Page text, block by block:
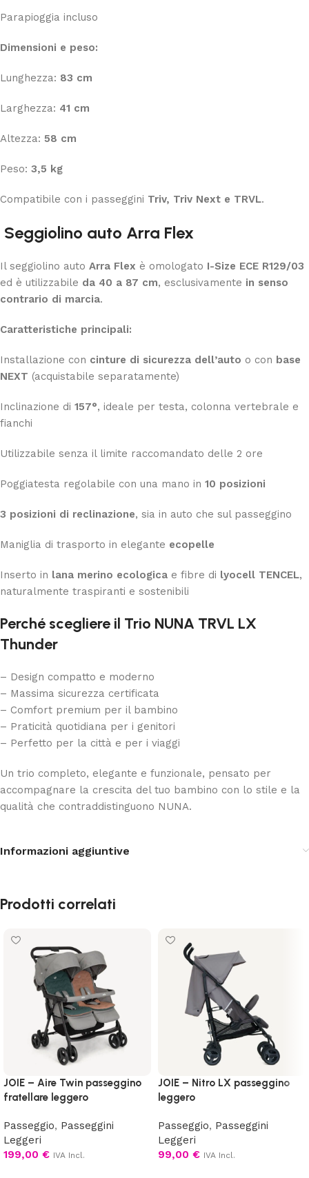
Parapioggia incluso
Dimensioni e peso:
Lunghezza: 83 cm
Larghezza: 41 cm
Altezza: 58 cm
Peso: 3,5 kg
Compatibile con i passeggini Triv, Triv Next e TRVL.
Seggiolino auto Arra Flex
Il seggiolino auto Arra Flex è omologato I-Size ECE R129/03
ed è utilizzabile da 40 a 87 cm, esclusivamente in senso
contrario di marcia.
Caratteristiche principali:
Installazione con cinture di sicurezza dell’auto o con base
NEXT (acquistabile separatamente)
Inclinazione di 157°, ideale per testa, colonna vertebrale e
fianchi
Utilizzabile senza il limite raccomandato delle 2 ore
Poggiatesta regolabile con una mano in 10 posizioni
3 posizioni di reclinazione, sia in auto che sul passeggino
Maniglia di trasporto in elegante ecopelle
Inserto in lana merino ecologica e fibre di lyocell TENCEL,
naturalmente traspiranti e sostenibili
Perché scegliere il Trio NUNA TRVL LX
Thunder
– Design compatto e moderno
– Massima sicurezza certificata
– Comfort premium per il bambino
– Praticità quotidiana per i genitori
– Perfetto per la città e per i viaggi
Un trio completo, elegante e funzionale, pensato per
accompagnare la crescita del tuo bambino con lo stile e la
qualità che contraddistinguono NUNA.
Informazioni aggiuntive
Prodotti correlati
JOIE – Aire Twin passeggino
fratellare leggero
Passeggio, Passeggini
Leggeri
199,00 € IVA Incl.
JOIE – Nitro LX passeggino
leggero
Passeggio, Passeggini
Leggeri
99,00 € IVA Incl.